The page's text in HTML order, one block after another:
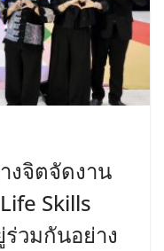
งจิตจัดงาน
Skills
วมกันอย่าง